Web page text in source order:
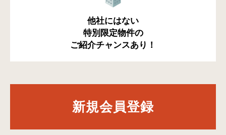
他社にはない
特別限定物件の
ご紹介チャンスあり！
新規会員登録